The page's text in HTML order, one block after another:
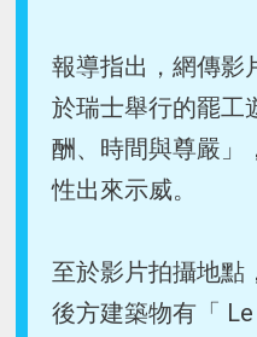
報導指出，網傳影
於瑞士舉行的罷工
酬、時間與尊嚴」
性出來示威。
至於影片拍攝地點
後方建築物有「